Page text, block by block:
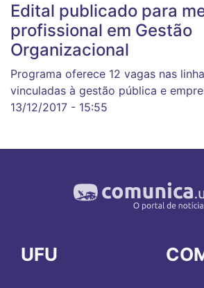
Edital publicado para
profissional em Gestão
Organizacional
Programa oferece 12 vagas nas
vinculadas à gestão pública e
13/12/2017 - 15:55
UFU